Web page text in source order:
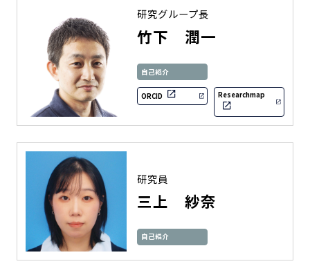
研究グループ長
竹下 潤一
自己紹介
ORCID Researchmap
研究員
三上 紗奈
自己紹介